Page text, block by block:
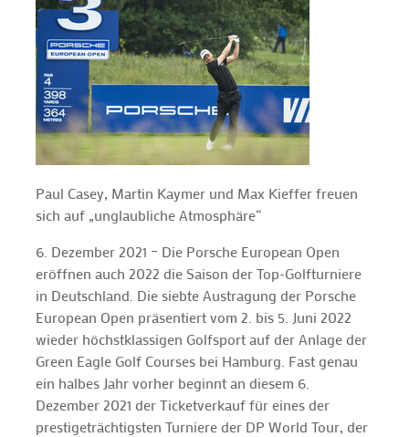
MITGLIEDSCHAFT
GOLF NEWS
GOLFEINSTEIGER
GOLFHOTELS
Paul Casey, Martin Kaymer und Max Kieffer freuen
sich auf „unglaubliche Atmosphäre“
6. Dezember 2021 – Die Porsche European Open
eröffnen auch 2022 die Saison der Top-Golfturniere
in Deutschland. Die siebte Austragung der Porsche
European Open präsentiert vom 2. bis 5. Juni 2022
wieder höchstklassigen Golfsport auf der Anlage der
Green Eagle Golf Courses bei Hamburg. Fast genau
ein halbes Jahr vorher beginnt an diesem 6.
Dezember 2021 der Ticketverkauf für eines der
prestigeträchtigsten Turniere der DP World Tour, der